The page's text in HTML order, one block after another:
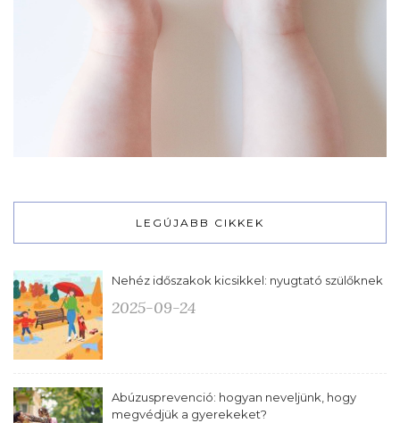
LEGÚJABB CIKKEK
Nehéz időszakok kicsikkel: nyugtató szülőknek
2025-09-24
Abúzusprevenció: hogyan neveljünk, hogy
megvédjük a gyerekeket?